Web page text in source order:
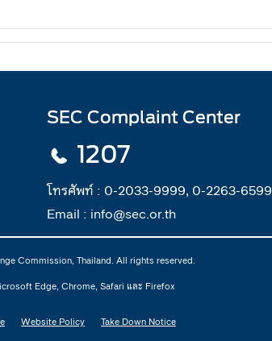
SEC Complaint Center
1207
โทรศัพท์ : 0-2033-9999, 0-2263-6599
Email : info@sec.or.th
Commission, Thailand. All rights reserved.
Edge, Chrome, Safari และ Firefox
Website Policy Take Down Notice